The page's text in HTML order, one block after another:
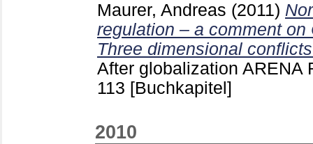
Maurer, Andreas (2011)
regulation – a comment on
Three dimensional
After globalization ARENA
113 [Buchkapitel]
2010